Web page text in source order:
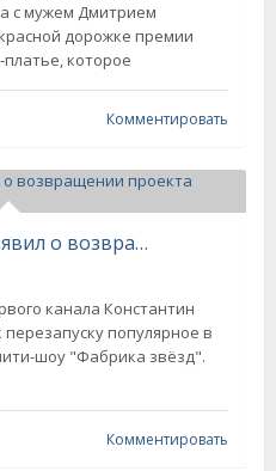
с мужем Дмитрием
дорожке премии
которое
Комментировать
Константин Эрнст объявил о возвращении проекта "Фабрика звёзд"
канала Константин
перезапуску популярное в
шоу "Фабрика звёзд".
Комментировать